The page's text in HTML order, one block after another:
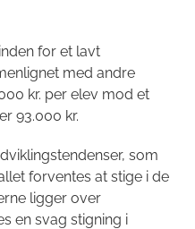
for et lavt
med andre
kr. per elev mod et
93.000 kr.
som
forventes at stige i de
ligger over
en svag stigning i